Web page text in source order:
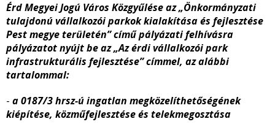
Érd Megyei Jogú Város Közgyűlése az„Önkormányzati
tulajdonú vállalkozói parkok kialakítása és fejlesztése
Pest megye területén”című pályázati felhívásra
pályázatot nyújt be az „Az érdi vállalkozói park
infrastrukturális fejlesztése” címmel, az alábbi
tartalommal:
- a 0187/3 hrsz-ú ingatlan megközelíthetőségének
kiépítése, közműfejlesztése és telekmegosztása